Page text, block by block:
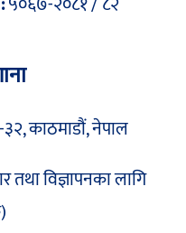
काठमाडौं, नेपाल
विज्ञापनका लागि